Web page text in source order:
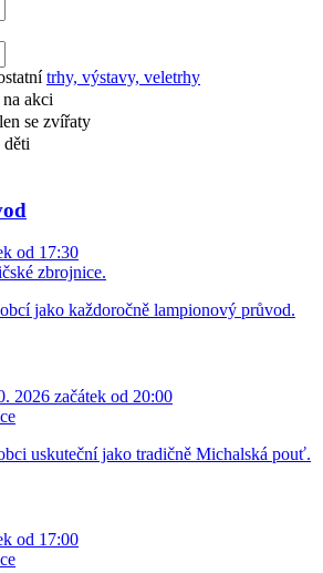
trhy, výstavy, veletrhy
akci
se zvířaty
od 17:30
zbrojnice.
jako každoročně lampionový průvod.
2026 začátek od 20:00
uskuteční jako tradičně Michalská pouť.
od 17:00